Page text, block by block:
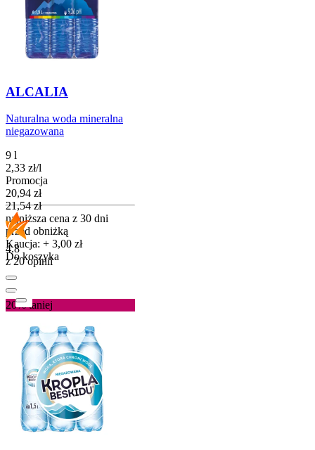
ALCALIA
Naturalna woda mineralna
niegazowana
9 l
2,33 zł/l
Promocja
Cena promocyjna
20,94 zł
21,54 zł
najniższa cena z 30 dni
przed obniżką
Kaucja: + 3,00 zł
Do koszyka
4.8
z 20 opinii
20%taniej